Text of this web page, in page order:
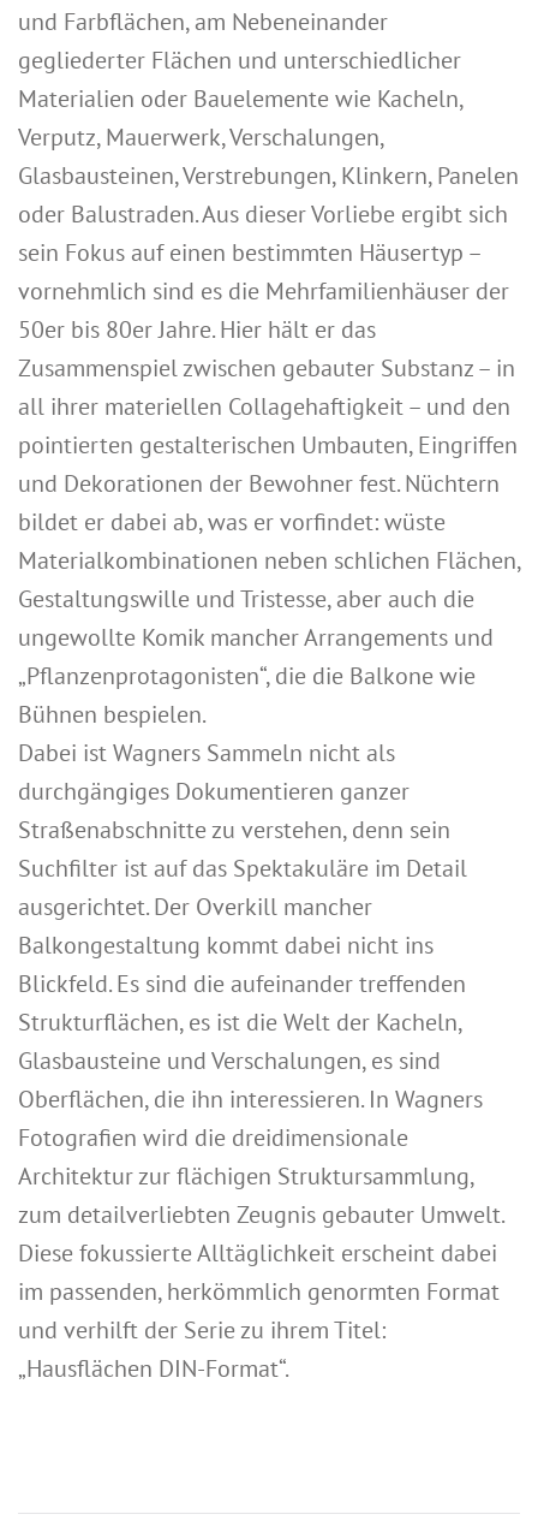
und Farbflächen, am Nebeneinander
gegliederter Flächen und unterschiedlicher
Materialien oder Bauelemente wie Kacheln,
Verputz, Mauerwerk, Verschalungen,
Glasbausteinen, Verstrebungen, Klinkern, Panelen
oder Balustraden. Aus dieser Vorliebe ergibt sich
sein Fokus auf einen bestimmten Häusertyp –
vornehmlich sind es die Mehrfamilienhäuser der
50er bis 80er Jahre. Hier hält er das
Zusammenspiel zwischen gebauter Substanz – in
all ihrer materiellen Collagehaftigkeit – und den
pointierten gestalterischen Umbauten, Eingriffen
und Dekorationen der Bewohner fest. Nüchtern
bildet er dabei ab, was er vorfindet: wüste
Materialkombinationen neben schlichen Flächen,
Gestaltungswille und Tristesse, aber auch die
ungewollte Komik mancher Arrangements und
„Pflanzenprotagonisten“, die die Balkone wie
Bühnen bespielen.
Dabei ist Wagners Sammeln nicht als
durchgängiges Dokumentieren ganzer
Straßenabschnitte zu verstehen, denn sein
Suchfilter ist auf das Spektakuläre im Detail
ausgerichtet. Der Overkill mancher
Balkongestaltung kommt dabei nicht ins
Blickfeld. Es sind die aufeinander treffenden
Strukturflächen, es ist die Welt der Kacheln,
Glasbausteine und Verschalungen, es sind
Oberflächen, die ihn interessieren. In Wagners
Fotografien wird die dreidimensionale
Architektur zur flächigen Struktursammlung,
zum detailverliebten Zeugnis gebauter Umwelt.
Diese fokussierte Alltäglichkeit erscheint dabei
im passenden, herkömmlich genormten Format
und verhilft der Serie zu ihrem Titel:
„Hausflächen DIN-Format“.